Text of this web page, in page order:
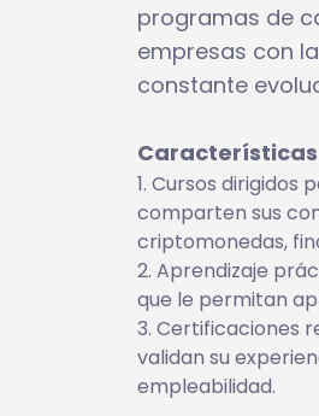
programas de
empresas con
constante
Características
Cursos dirigidos
comparten sus
criptomonedas,
Aprendizaje
que le permitan
Certificaciones
validan su
empleabilidad.